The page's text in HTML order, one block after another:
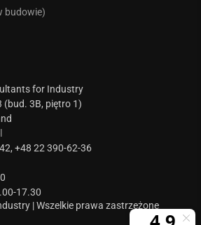
budowie)
for Industry
(bud. 3B, piętro 1)
+48 22 390-62-36
17.30
| Wszelkie prawa zastrzeżone